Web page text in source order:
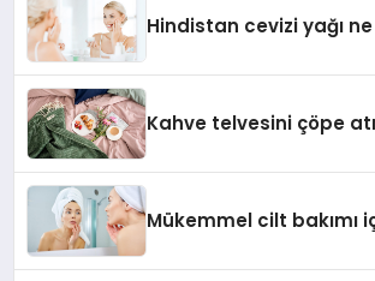
Hindistan cevizi yağı
Kahve telvesini çöpe
Mükemmel cilt bakımı